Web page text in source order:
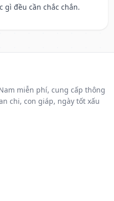
gì đều cần chắc chắn.
miễn phí, cung cấp thông
chi, con giáp, ngày tốt xấu